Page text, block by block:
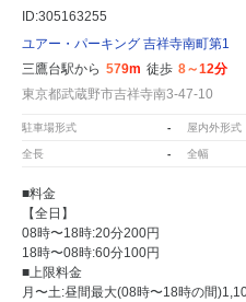
ID:305163255
ユアー・パーキング 吉祥寺南町第1
三鷹台駅から 579m 徒歩 8～12分
東京都武蔵野市吉祥寺南3-47-10
駐車場形式 - 屋内外形式
全長 - 全幅
■料金
【全日】
08時〜18時:20分200円
18時〜08時:60分100円
■上限料金
月〜土:昼間最大(08時〜18時の間